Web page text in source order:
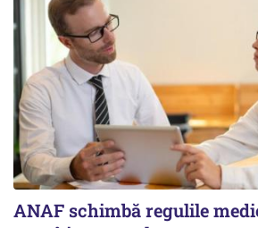
ANAF schimbă regulile